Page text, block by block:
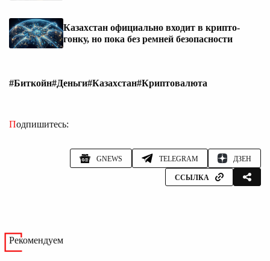
Казахстан официально входит в крипто-
гонку, но пока без ремней безопасности
#Биткойн#Деньги#Казахстан#Криптовалюта
Подпишитесь:
GNEWS TELEGRAM ДЗЕН
ССЫЛКА
Рекомендуем